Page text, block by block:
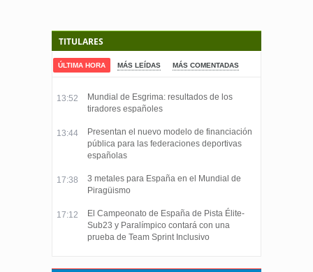
TITULARES
ÚLTIMA HORA MÁS LEÍDAS MÁS COMENTADAS
13:52
Mundial de Esgrima: resultados de los
tiradores españoles
13:44
Presentan el nuevo modelo de financiación
pública para las federaciones deportivas
españolas
17:38
3 metales para España en el Mundial de
Piragüismo
17:12
El Campeonato de España de Pista Élite-
Sub23 y Paralímpico contará con una
prueba de Team Sprint Inclusivo